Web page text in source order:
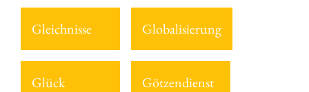
Gleichnisse Globalisierung
Glück Götzendienst